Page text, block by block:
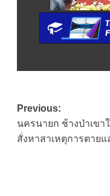
Post
navigation
Previous:
นครนายก ช้างป่าเข
สั่งหาสาเหตุการตายแ